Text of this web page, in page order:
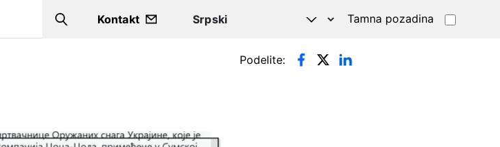
Search
Kontakt Tamna pozadina
Podelite: